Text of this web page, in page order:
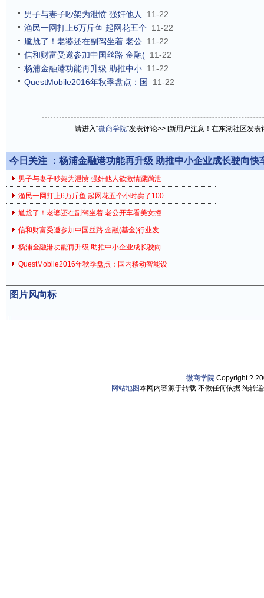
男子与妻子吵架为泄愤 强奸他人
11-22
渔民一网打上6万斤鱼 起网花五个 11-22
尴尬了！老婆还在副驾坐着 老公 11-22
信和财富受邀参加中国丝路 金融( 11-22
杨浦金融港功能再升级 助推中小 11-22
QuestMobile2016年秋季盘点：国
11-22
请进入“微商学院”发表评论>> [新用户注意！在东湖社区发表
今日关注 ： 杨浦金融港功能再升级 助推中小企业成长驶向快
男子与妻子吵架为泄愤 强奸他人欲激情蹂躏泄
渔民一网打上6万斤鱼 起网花五个小时卖了100
尴尬了！老婆还在副驾坐着 老公开车看美女撞
信和财富受邀参加中国丝路 金融(基金)行业发
杨浦金融港功能再升级 助推中小企业成长驶向
QuestMobile2016年秋季盘点：国内移动智能设
图片风向标
微商学院 Copyright ?
网站地图本网内容源于转载 不做任何依据 纯转